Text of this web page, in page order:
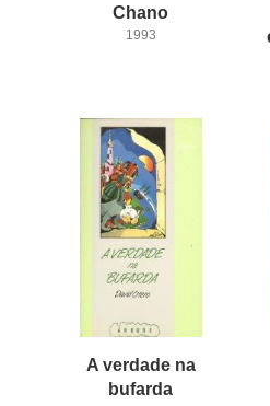
Chano
1993
A verdade na
bufarda